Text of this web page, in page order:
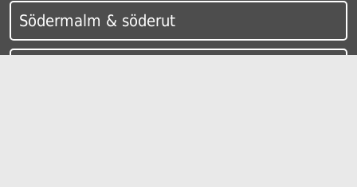
Södermalm & söderut